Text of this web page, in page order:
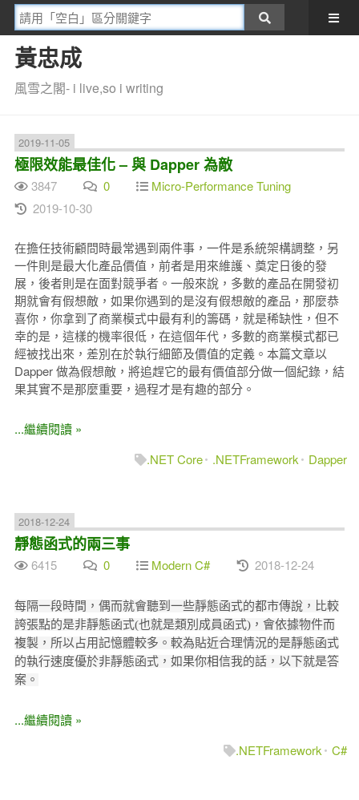
黃忠成
風雪之閣- i live,so i writing
2019-11-05
極限效能最佳化 – 與 Dapper 為敵
3847 0
Micro-Performance Tuning
2019-10-30
在擔任技術顧問時最常遇到兩件事，一件是系統架構調整，另
一件則是最大化產品價值，前者是用來維護、奠定日後的發
展，後者則是在面對競爭者。一般來說，多數的產品在開發初
期就會有假想敵，如果你遇到的是沒有假想敵的產品，那麼恭
喜你，你拿到了商業模式中最有利的籌碼，就是稀缺性，但不
幸的是，這樣的機率很低，在這個年代，多數的商業模式都已
經被找出來，差別在於執行細節及價值的定義。本篇文章以
Dapper 做為假想敵，將追趕它的最有價值部分做一個紀錄，結
果其實不是那麼重要，過程才是有趣的部分。
...繼續閱讀 »
.NET Core
.NETFramework Dapper
2018-12-24
靜態函式的兩三事
6415 0 Modern C# 2018-12-24
每隔一段時間，偶而就會聽到一些靜態函式的都市傳說，比較
誇張點的是非靜態函式(也就是類別成員函式)，會依據物件而
複製，所以占用記憶體較多。較為貼近合理情況的是靜態函式
的執行速度優於非靜態函式，如果你相信我的話，以下就是答
案。
...繼續閱讀 »
.NETFramework
C#